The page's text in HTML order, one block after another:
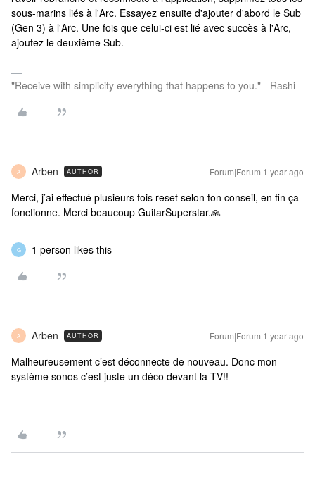
sous-marins liés à l'Arc. Essayez ensuite d'ajouter d'abord le Sub
(Gen 3) à l'Arc. Une fois que celui-ci est lié avec succès à l'Arc,
ajoutez le deuxième Sub.
"Receive with simplicity everything that happens to you." - Rashi
A Arben AUTHOR Forum|Forum|1 year ago
Merci, j’ai effectué plusieurs fois reset selon ton conseil, en fin ça
fonctionne. Merci beaucoup GuitarSuperstar.🙏
G 1 person likes this
A Arben AUTHOR Forum|Forum|1 year ago
Malheureusement c’est déconnecte de nouveau. Donc mon
système sonos c’est juste un déco devant la TV!!